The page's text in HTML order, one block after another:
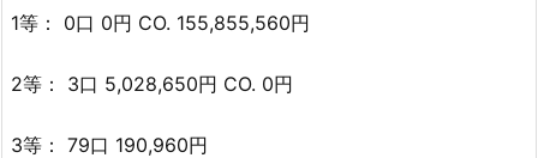
1等： 0口 0円 CO. 155,855,560円
2等： 3口 5,028,650円 CO. 0円
3等： 79口 190,960円